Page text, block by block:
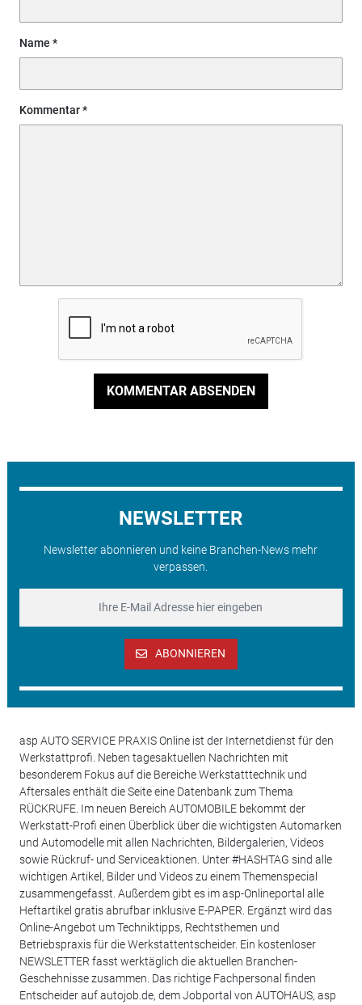
Name
Kommentar
KOMMENTAR ABSENDEN
NEWSLETTER
Newsletter abonnieren und keine Branchen-News mehr
verpassen.
ABONNIEREN
asp AUTO SERVICE PRAXIS Online ist der Internetdienst für den
Werkstattprofi. Neben tagesaktuellen Nachrichten mit
besonderem Fokus auf die Bereiche Werkstatttechnik und
Aftersales enthält die Seite eine Datenbank zum Thema
RÜCKRUFE. Im neuen Bereich AUTOMOBILE bekommt der
Werkstatt-Profi einen Überblick über die wichtigsten Automarken
und Automodelle mit allen Nachrichten, Bildergalerien, Videos
sowie Rückruf- und Serviceaktionen. Unter #HASHTAG sind alle
wichtigen Artikel, Bilder und Videos zu einem Themenspecial
zusammengefasst. Außerdem gibt es im asp-Onlineportal alle
Heftartikel gratis abrufbar inklusive E-PAPER. Ergänzt wird das
Online-Angebot um Techniktipps, Rechtsthemen und
Betriebspraxis für die Werkstattentscheider. Ein kostenloser
NEWSLETTER fasst werktäglich die aktuellen Branchen-
Geschehnisse zusammen. Das richtige Fachpersonal finden
Entscheider auf autojob.de, dem Jobportal von AUTOHAUS, asp